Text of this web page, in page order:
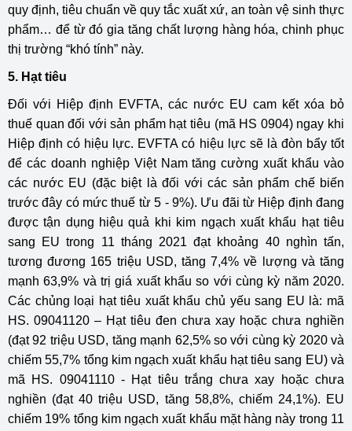
quy định, tiêu chuẩn về quy tắc xuất xứ, an toàn vệ sinh thực
phẩm… để từ đó gia tăng chất lượng hàng hóa, chinh phục
thị trường “khó tính” này.
5. Hạt tiêu
Đối với Hiệp định EVFTA, các nước EU cam kết xóa bỏ
thuế quan đối với sản phẩm hạt tiêu (mã HS 0904) ngay khi
Hiệp định có hiệu lực. EVFTA có hiệu lực sẽ là đòn bẩy tốt
để các doanh nghiệp Việt Nam tăng cường xuất khẩu vào
các nước EU (đặc biệt là đối với các sản phẩm chế biến
trước đây có mức thuế từ 5 - 9%). Ưu đãi từ Hiệp định đang
được tận dụng hiệu quả khi kim ngạch xuất khẩu hạt tiêu
sang EU trong 11 tháng 2021 đạt khoảng 40 nghìn tấn,
tương đương 165 triệu USD, tăng 7,4% về lượng và tăng
mạnh 63,9% và trị giá xuất khẩu so với cùng kỳ năm 2020.
Các chủng loại hạt tiêu xuất khẩu chủ yếu sang EU là: mã
HS. 09041120 – Hạt tiêu đen chưa xay hoặc chưa nghiền
(đạt 92 triệu USD, tăng mạnh 62,5% so với cùng kỳ 2020 và
chiếm 55,7% tổng kim ngạch xuất khẩu hạt tiêu sang EU) và
mã HS. 09041110 - Hạt tiêu trắng chưa xay hoặc chưa
nghiền (đạt 40 triệu USD, tăng 58,8%, chiếm 24,1%). EU
chiếm 19% tổng kim ngạch xuất khẩu mặt hàng này trong 11